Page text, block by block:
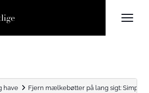
have Fjern mælkebøtter på lang sigt: Simpelt